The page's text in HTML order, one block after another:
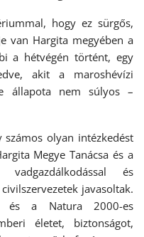
hogy ez sürgős,
van Hargita megyében a
a hétvégén történt, egy
akit a maroshévízi
állapota nem súlyos –
olyan intézkedést
Megye Tanácsa és a
és
javasoltak.
és a Natura 2000-es
életet, biztonságot,